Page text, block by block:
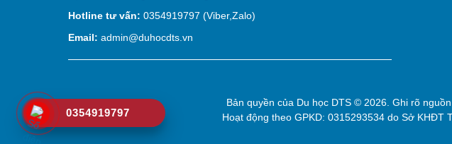
Hotline tư vấn: 0354919797 (Viber,Zalo)
Email: admin@duhocdts.vn
Bản quyền của Du học DTS © 2026. Ghi rõ
Hoạt động theo GPKD: 0315293534 do Sở KHĐT
0354919797